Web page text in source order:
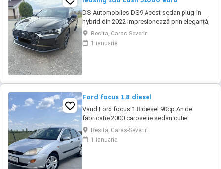
DS Automobiles DS9 Acest sedan plug-in
hybrid din 2022 impresionează prin eleganță,
tehnologie avansată și confort de top.
Vehiculul se remarcă prin dotări premium și o
experiență de condus rafinată, fiind potrivit
Resita, Caras-Severin
1 ianuarie
Ford focus 1.8 diesel
Vand Ford focus 1.8 diesel 90cp An de
fabricatie 2000 caroserie sedan cutie
manuala in cinci viteze Kilometraj 258.587 km,
reali. Se poate trimite in privat raport
carvetical. Proprietar din anul 2017. Interior
Resita, Caras-Severin
1 ianuarie